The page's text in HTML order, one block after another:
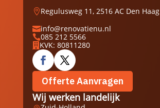
Regulusweg 11, 2516 AC Den Haag
info@renovatienu.nl
085 212 5566
 KVK: 80811280
Offerte Aanvragen
Wij werken landelijk